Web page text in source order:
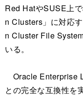
Red HatやSUSE上
n Clusters」に対応
n Cluster File
いる。
Oracle Enterprise
との完全な互換性を